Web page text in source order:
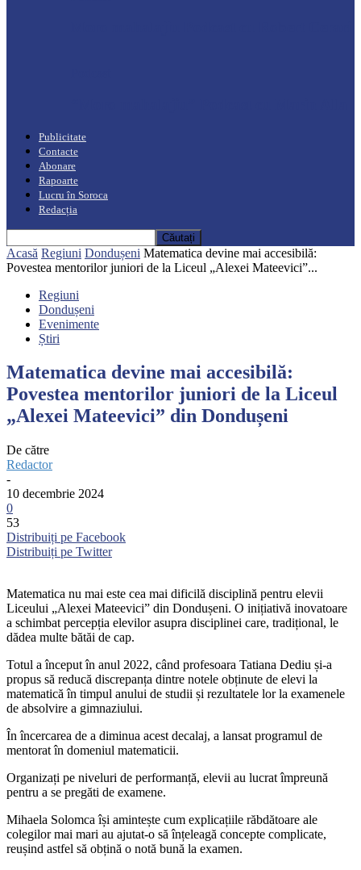
Publicitate
Contacte
Abonare
Rapoarte
Lucru în Soroca
Redacția
Acasă Regiuni Dondușeni Matematica devine mai accesibilă:
Povestea mentorilor juniori de la Liceul „Alexei Mateevici”...
Regiuni
Dondușeni
Evenimente
Știri
Matematica devine mai accesibilă:
Povestea mentorilor juniori de la Liceul
„Alexei Mateevici” din Dondușeni
De către
Redactor
-
10 decembrie 2024
0
53
Distribuiți pe Facebook
Distribuiți pe Twitter
Matematica nu mai este cea mai dificilă disciplină pentru elevii
Liceului „Alexei Mateevici” din Dondușeni. O inițiativă inovatoare
a schimbat percepția elevilor asupra disciplinei care, tradițional, le
dădea multe bătăi de cap.
Totul a început în anul 2022, când profesoara Tatiana Dediu și-a
propus să reducă discrepanța dintre notele obținute de elevi la
matematică în timpul anului de studii și rezultatele lor la examenele
de absolvire a gimnaziului.
În încercarea de a diminua acest decalaj, a lansat programul de
mentorat în domeniul matematicii.
Organizați pe niveluri de performanță, elevii au lucrat împreună
pentru a se pregăti de examene.
Mihaela Solomca își amintește cum explicațiile răbdătoare ale
colegilor mai mari au ajutat-o să înțeleagă concepte complicate,
reușind astfel să obțină o notă bună la examen.